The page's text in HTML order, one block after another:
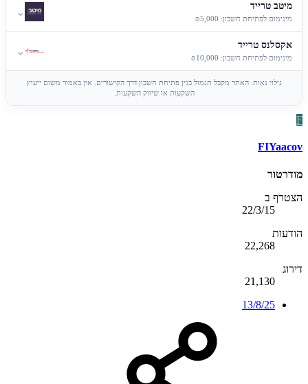
מיטב טרייד
מינימום לפתיחת חשבון: ₪5,000
⌄
אקסלנס טרייד
מינימום לפתיחת חשבון: ₪10,000
⌄
גילוי נאות: האתר מקבל תגמול בגין פתיחת חשבון דרך הקישורים. אין באמור משום ייעוץ
השקעות או שיווק השקעות.
F
FIYaacov
מודרטור
הצטרף ב
22/3/15
הודעות
22,268
דירוג
21,130
13/8/25